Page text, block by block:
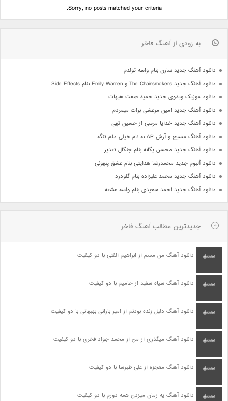
Sorry, no posts matched your criteria.
به زودی از آهنگ فاخر
دانلود آهنگ جدید سارن بنام واسه تولدم
دانلود آهنگ جدید The Chainsmokers و Emily Warren بنام Side Effects
دانلود موزیک ویدوی جدید حمید صفت هیهات
دانلود آهنگ جدید امین مرعشی برات میمردم
دانلود آهنگ جدید خدایا مرسی از حسین تهی
دانلود آهنگ مسیح و آرش AP به نام خیلی دلم تنگه
دانلود آهنگ جدید محسن یگانه بنام چنگال تقدیر
دانلود آلبوم جدید محمدرضا هدایتی بنام عشق پنهونی
دانلود آهنگ جدید محمد علیزاده بنام گلودرد
دانلود آهنگ جدید احمد سعیدی بنام واسه عشقه
جدیدترین مطالب آهنگ فاخر
دانلود آهنگ من مسم از ابراهیم الفتی با دو کیفیت
دانلود آهنگ سیاه سفید از حامیم با دو کیفیت
دانلود آهنگ دلیل زنده بودنم از امیر بارانی بهبهانی با دو کیفیت
دانلود آهنگ میگذری از من از محمد جواد فخری با دو کیفیت
دانلود آهنگ معجزه از علی طبرسا با دو کیفیت
دانلود آهنگ یه زمان میزدن همه دورم با دو کیفیت